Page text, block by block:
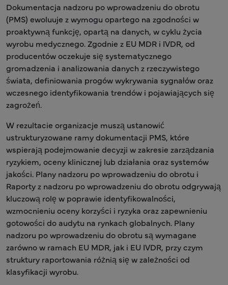
Dokumentacja nadzoru po wprowadzeniu do obrotu
(PMS) ewoluuje z wymogu opartego na zgodności w
proaktywną funkcję, opartą na danych, w cyklu życia
wyrobu medycznego. Zgodnie z EU MDR i IVDR, od
producentów oczekuje się systematycznego
gromadzenia i analizowania danych z rzeczywistego
świata, definiowania progów wykrywania sygnałów oraz
wczesnego identyfikowania trendów i pojawiających się
zagrożeń.
W rezultacie organizacje muszą ustanowić
ustrukturyzowane ramy dokumentacji PMS, które
wspierają podejmowanie decyzji w zakresie zarządzania
ryzykiem, oceny klinicznej lub działania oraz systemów
jakości. Plany nadzoru po wprowadzeniu do obrotu i
Raporty z nadzoru po wprowadzeniu do obrotu odgrywają
kluczową rolę w poprawie identyfikowalności,
wzmocnieniu oceny korzyści i ryzyka oraz zapewnieniu
gotowości do audytu na rynkach globalnych. Plany
nadzoru po wprowadzeniu do obrotu są wymagane
zarówno w ramach EU MDR, jak i EU IVDR, przy czym
struktury raportowania różnią się w zależności od
klasyfikacji wyrobu.